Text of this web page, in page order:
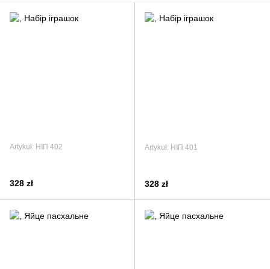
Artykuł: НІП 402
328 zł
Artykuł: НІП 401
328 zł